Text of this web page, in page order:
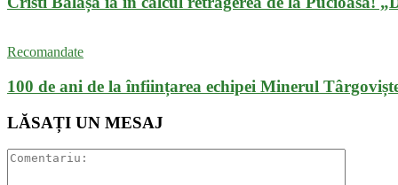
Recomandate
100 de ani de la înființarea echipei Minerul
LĂSAȚI UN MESAJ